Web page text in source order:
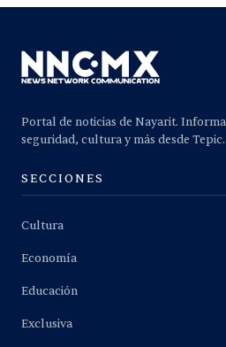
Portal de noticias de Nayarit.
seguridad, cultura y más desde Tepic.
SECCIONES
Cultura
Economía
Educación
Exclusiva